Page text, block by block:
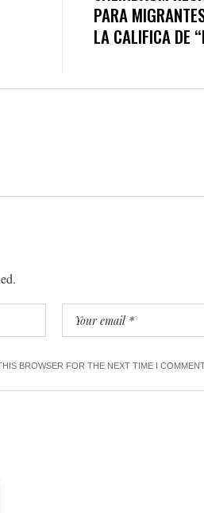
PARA
LA CALIFICA DE
BROWSER FOR THE NEXT TIME I